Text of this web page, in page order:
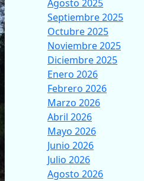
Agosto 2025
Septiembre 2025
Octubre 2025
Noviembre 2025
Diciembre 2025
Enero 2026
Febrero 2026
Marzo 2026
Abril 2026
Mayo 2026
Junio 2026
Julio 2026
Agosto 2026